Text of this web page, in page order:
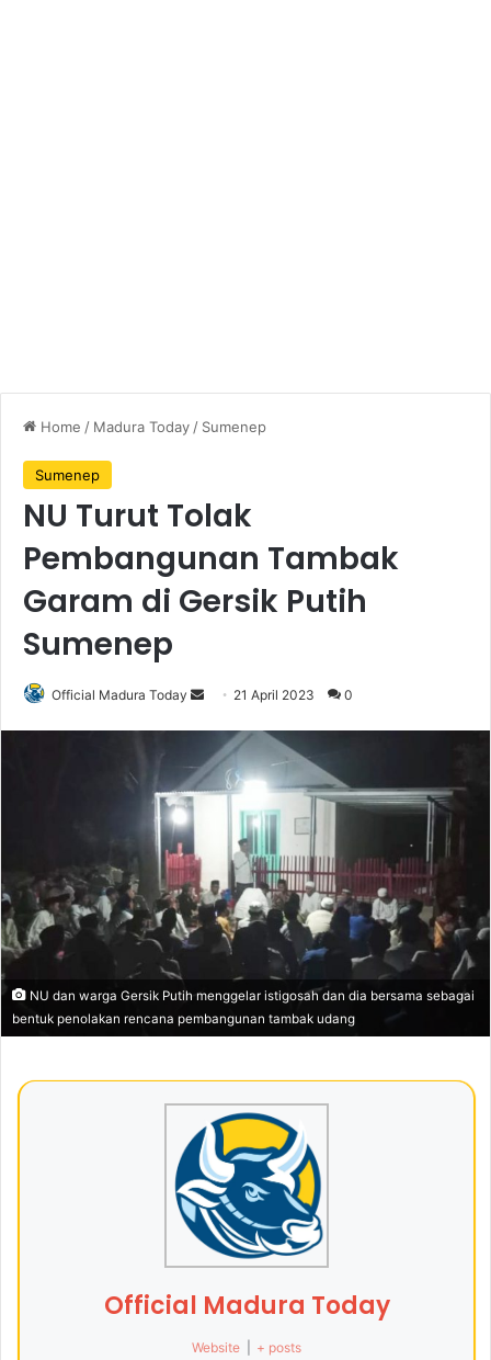
Home / Madura Today / Sumenep
Sumenep
NU Turut Tolak
Pembangunan Tambak
Garam di Gersik Putih
Sumenep
Official Madura Today
d
a
m
a
21 April 2023 0
NU dan warga Gersik Putih menggelar istigosah dan dia bersama sebagai
bentuk penolakan rencana pembangunan tambak udang
Official Madura Today
Website + posts